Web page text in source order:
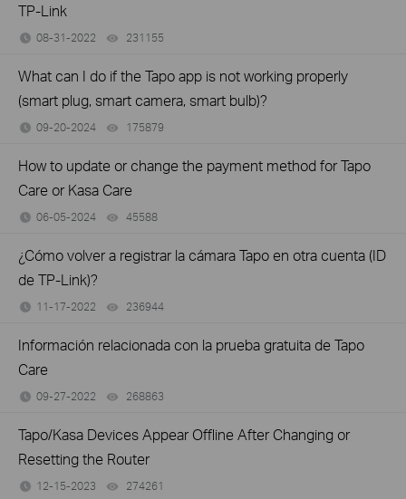
TP-Link
08-31-2022 231155
What can I do if the Tapo app is not working properly
(smart plug, smart camera, smart bulb)?
09-20-2024 175879
How to update or change the payment method for Tapo
Care or Kasa Care
06-05-2024 45588
¿Cómo volver a registrar la cámara Tapo en otra cuenta (ID
de TP-Link)?
11-17-2022 236944
Información relacionada con la prueba gratuita de Tapo
Care
09-27-2022 268863
Tapo/Kasa Devices Appear Offline After Changing or
Resetting the Router
12-15-2023 274261